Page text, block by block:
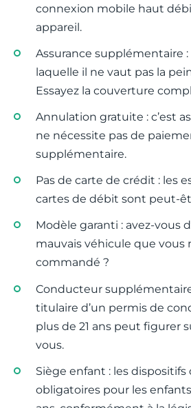
connexion mobile haut
appareil.
Assurance supplémentaire
laquelle il ne vaut pas la
Essayez la couverture
Annulation gratuite : c’est
ne nécessite pas de
supplémentaire.
Pas de carte de crédit : les
cartes de débit sont peut-
Modèle garanti : avez-vous
mauvais véhicule que vous
commandé ?
Conducteur
titulaire d’un permis de
plus de 21 ans peut figurer
vous.
Siège enfant : les
obligatoires pour les